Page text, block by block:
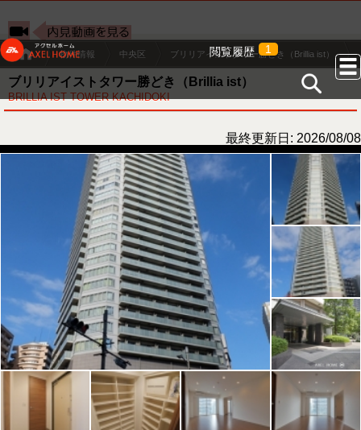
閲覧履歴 1
物件情報 中央区 ブリリアイストタワー勝どき（Brillia ist）
ブリリアイストタワー勝どき（Brillia ist）
BRILLIA IST TOWER KACHIDOKI
最終更新日: 2026/08/08